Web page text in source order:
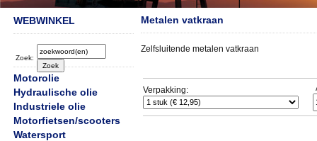
WEBWINKEL
Zoek:
Motorolie
Hydraulische olie
Industriele olie
Motorfietsen/scooters
Watersport
Metalen vatkraan
Zelfsluitende metalen vatkraan
Verpakking: